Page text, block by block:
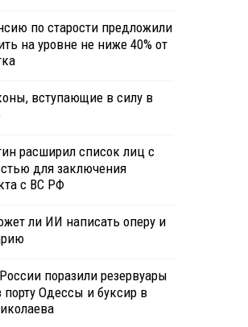
по старости предложили
на уровне не ниже 40% от
вступающие в силу в
расширил список лиц с
для заключения
с ВС РФ
ли ИИ написать оперу и
поразили резервуары
Одессы и буксир в